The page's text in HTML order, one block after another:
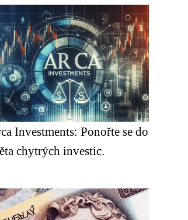
Investments: Ponořte se do
chytrých investic.